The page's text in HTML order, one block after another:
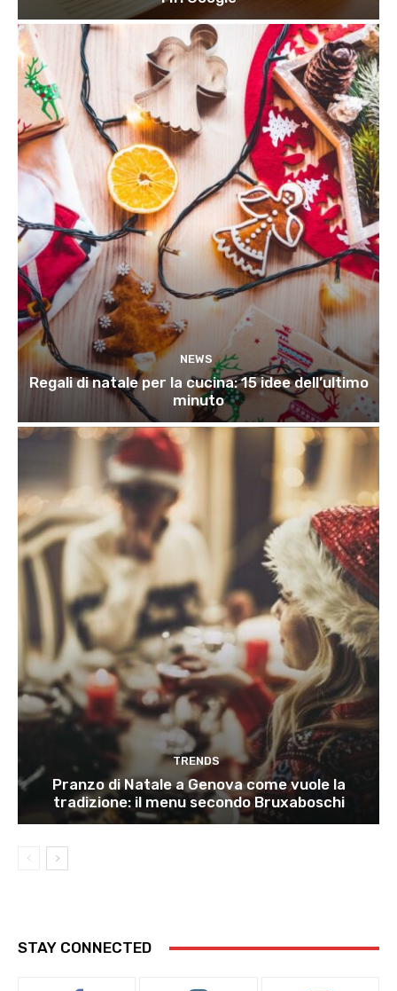
NEWS
Regali di natale per la cucina: 15 idee dell’ultimo
minuto
TRENDS
Pranzo di Natale a Genova come vuole la
tradizione: il menu secondo Bruxaboschi
STAY CONNECTED